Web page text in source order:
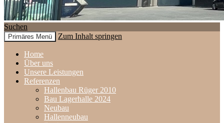
www.holzbau-rueger.de
Suchen
Primäres Menü Zum Inhalt springen
Home
Über uns
Unsere Leistungen
Referenzen
Hallenbau Rüger 2010
Bau Lagerhalle 2024
Neubau
Hallenneubau